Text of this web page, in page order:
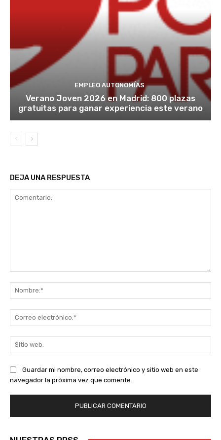
EMPLEO AUTONOMÍAS
Verano Joven 2026 en Madrid: 800 plazas
gratuitas para ganar experiencia este verano
DEJA UNA RESPUESTA
Guardar mi nombre, correo electrónico y sitio web en este
navegador la próxima vez que comente.